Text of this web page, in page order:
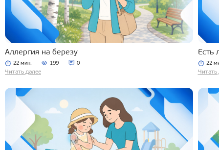
Аллергия на березу
22 мин. 199 0
Читать далее
Есть
22
Читать